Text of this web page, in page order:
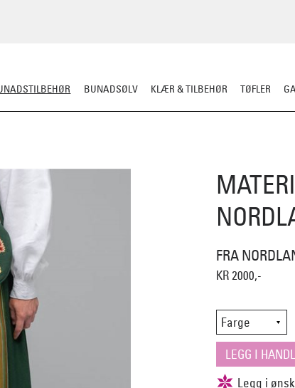
BUNADSØLV KLÆR & TILBEHØR TØFLER
FRA
KR 2000,-